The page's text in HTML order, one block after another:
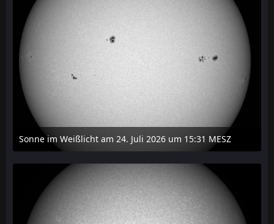
Sonne im Weißlicht am 24. Juli 2026 um 15:31 MESZ
24. Juli 2026 um 21:45